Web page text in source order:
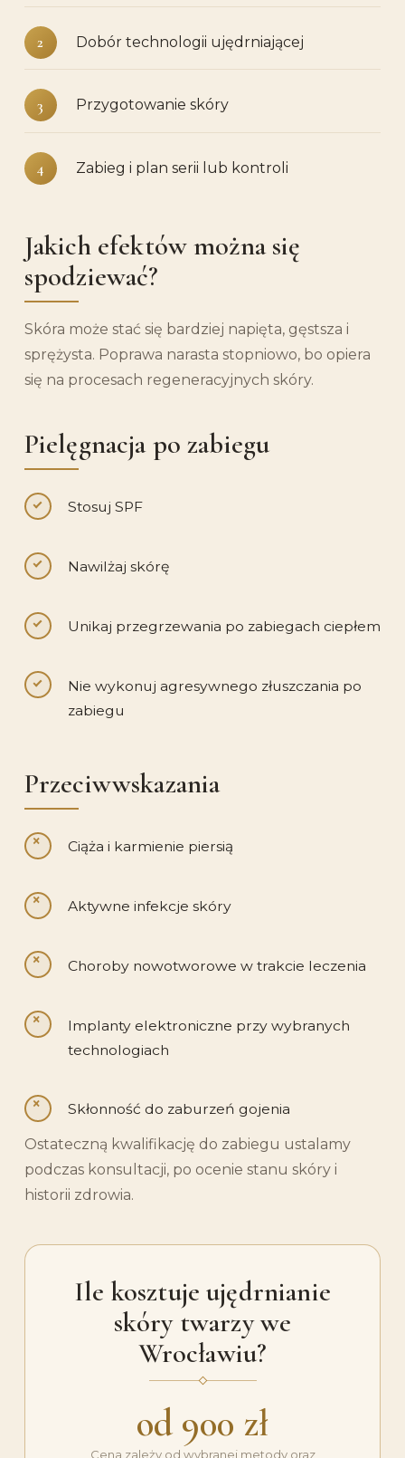
Dobór technologii ujędrniającej
Przygotowanie skóry
Zabieg i plan serii lub kontroli
Jakich efektów można się
spodziewać?
Skóra może stać się bardziej napięta, gęstsza i
sprężysta. Poprawa narasta stopniowo, bo opiera
się na procesach regeneracyjnych skóry.
Pielęgnacja po zabiegu
Stosuj SPF
Nawilżaj skórę
Unikaj przegrzewania po zabiegach ciepłem
Nie wykonuj agresywnego złuszczania po
zabiegu
Przeciwwskazania
Ciąża i karmienie piersią
Aktywne infekcje skóry
Choroby nowotworowe w trakcie leczenia
Implanty elektroniczne przy wybranych
technologiach
Skłonność do zaburzeń gojenia
Ostateczną kwalifikację do zabiegu ustalamy
podczas konsultacji, po ocenie stanu skóry i
historii zdrowia.
Ile kosztuje ujędrnianie
skóry twarzy we
Wrocławiu?
od 900 zł
Cena zależy od wybranej metody oraz